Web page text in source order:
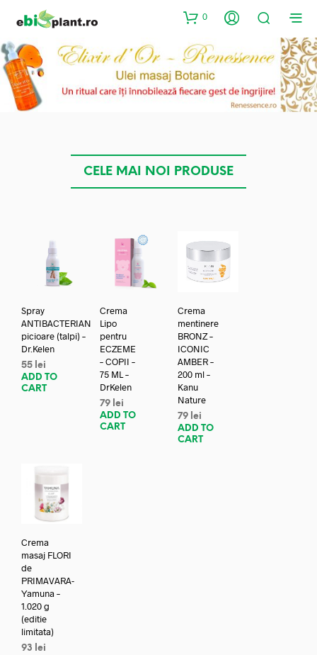
0
CELE MAI NOI PRODUSE
Spray
ANTIBACTERIAN
picioare (talpi) –
Dr.Kelen
55 lei
ADD TO
CART
Crema
Lipo
pentru
ECZEME
– COPII –
75 ML –
DrKelen
79 lei
ADD TO
CART
Crema
mentinere
BRONZ –
ICONIC
AMBER –
200 ml –
Kanu
Nature
79 lei
ADD TO
CART
Crema
masaj FLORI
de
PRIMAVARA-
Yamuna –
1.020 g
(editie
limitata)
93
lei